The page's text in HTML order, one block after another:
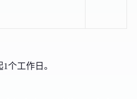
个工作日。